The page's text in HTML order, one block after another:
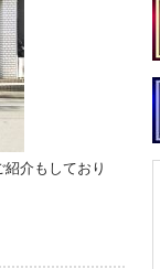
介もしており